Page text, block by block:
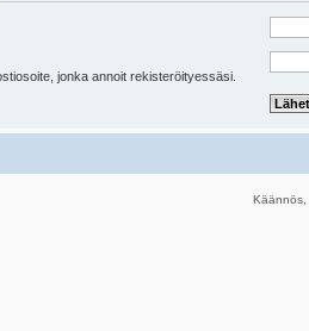
jonka annoit rekisteröityessäsi.